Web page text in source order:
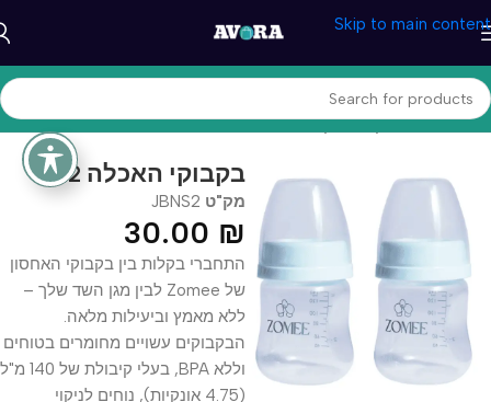
Skip to main content
עמוד הבית/תינוקות והנקה
בקבוקי האכלה 2
מק"ט JBNS2
30.00 ₪
התחברי בקלות בין בקבוקי האחסון
של Zomee לבין מגן השד שלך –
ללא מאמץ וביעילות מלאה.
הבקבוקים עשויים מחומרים בטוחים
וללא BPA, בעלי קיבולת של 140 מ"ל
(4.75 אונקיות), נוחים לניקוי